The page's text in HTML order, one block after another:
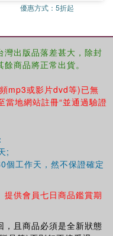
優惠方式： 5折起
灣出版品落差甚大，除封
商品將正常出貨。
mp3或影片dvd等)已無
地網站註冊“並通過驗證
;
個工作天，然不保證確定
提供會員七日商品鑑賞期
，且商品必須是全新狀態